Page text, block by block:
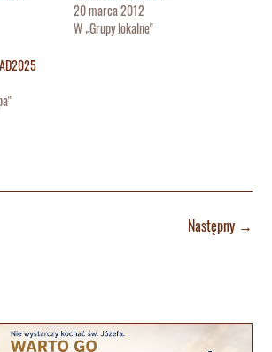
20 marca 2012
W „Grupy lokalne"
Następny→